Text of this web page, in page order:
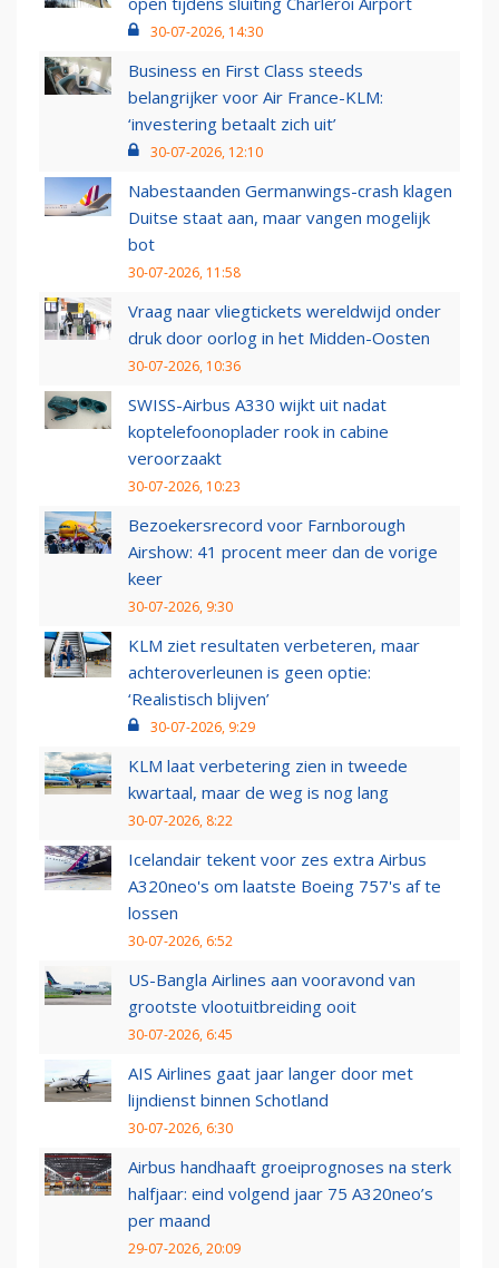
30-07-2026, 14:30
Business en First Class steeds
belangrijker voor Air France-KLM:
‘investering betaalt zich uit’
30-07-2026, 12:10
Nabestaanden Germanwings-crash klagen
Duitse staat aan, maar vangen mogelijk
bot
30-07-2026, 11:58
Vraag naar vliegtickets wereldwijd onder
druk door oorlog in het Midden-Oosten
30-07-2026, 10:36
SWISS-Airbus A330 wijkt uit nadat
koptelefoonoplader rook in cabine
veroorzaakt
30-07-2026, 10:23
Bezoekersrecord voor Farnborough
Airshow: 41 procent meer dan de vorige
keer
30-07-2026, 9:30
KLM ziet resultaten verbeteren, maar
achteroverleunen is geen optie:
‘Realistisch blijven’
30-07-2026, 9:29
KLM laat verbetering zien in tweede
kwartaal, maar de weg is nog lang
30-07-2026, 8:22
Icelandair tekent voor zes extra Airbus
A320neo's om laatste Boeing 757's af te
lossen
30-07-2026, 6:52
US-Bangla Airlines aan vooravond van
grootste vlootuitbreiding ooit
30-07-2026, 6:45
AIS Airlines gaat jaar langer door met
lijndienst binnen Schotland
30-07-2026, 6:30
Airbus handhaaft groeiprognoses na sterk
halfjaar: eind volgend jaar 75 A320neo’s
per maand
29-07-2026, 20:09